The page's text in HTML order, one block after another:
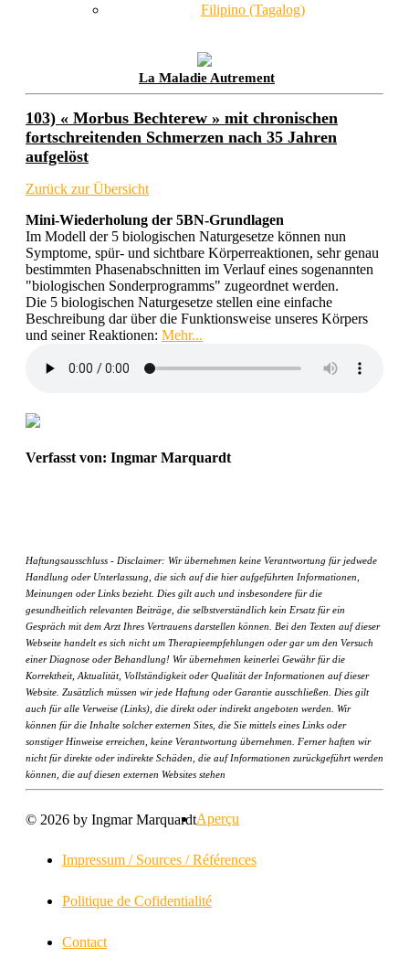
Filipino (Tagalog)
La Maladie Autrement
103) « Morbus Bechterew » mit chronischen
fortschreitenden Schmerzen nach 35 Jahren
aufgelöst
Zurück zur Übersicht
Mini-Wiederholung der 5BN-Grundlagen
Im Modell der 5 biologischen Naturgesetze können nun
Symptome, spür- und sichtbare Körperreaktionen, sehr genau
bestimmten Phasenabschnitten im Verlauf eines sogenannten
"biologischen Sonderprogramms" zugeordnet werden.
Die 5 biologischen Naturgesetze stellen eine einfache
Beschreibung dar über die Funktionsweise unseres Körpers
und seiner Reaktionen: Mehr...
Verfasst von: Ingmar Marquardt
Haftungsausschluss - Disclaimer: Wir übernehmen keine Verantwortung für jedwede
Handlung oder Unterlassung, die sich auf die hier aufgeführten Informationen,
Meinungen oder Links bezieht. Dies gilt auch und insbesondere für die
gesundheitlich relevanten Beiträge, die selbstverständlich kein Ersatz für ein
Gespräch mit dem Arzt Ihres Vertrauens darstellen können. Bei den Texten auf dieser
Webseite handelt es sich nicht um Therapieempfehlungen oder gar um den Versuch
einer Diagnose oder Behandlung! Wir übernehmen keinerlei Gewähr für die
Korrektheit, Aktualität, Vollständigkeit oder Qualität der Informationen auf dieser
Website. Zusätzlich müssen wir jede Haftung oder Garantie ausschließen. Dies gilt
auch für alle Verweise (Links), die direkt oder indirekt angeboten werden. Wir
können für die Inhalte solcher externen Sites, die Sie mittels eines Links oder
sonstiger Hinweise erreichen, keine Verantwortung übernehmen. Ferner haften wir
nicht für direkte oder indirekte Schäden, die auf Informationen zurückgeführt werden
können, die auf diesen externen Websites stehen
© 2026 by Ingmar MarquardtAperçu
Impressum / Sources / Références
Politique de Cofidentialité
Contact